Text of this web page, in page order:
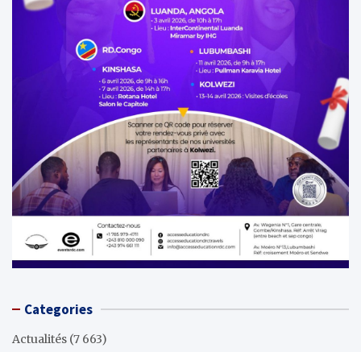
Categories
Actualités (7 663)